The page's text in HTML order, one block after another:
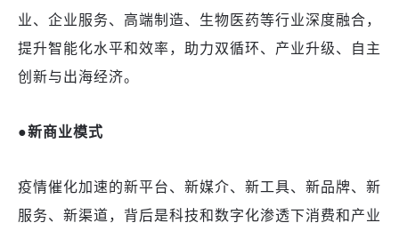
业、企业服务、高端制造、生物医药等行业深度融合，
提升智能化水平和效率，助力双循环、产业升级、自主
创新与出海经济。
●新商业模式
疫情催化加速的新平台、新媒介、新工具、新品牌、新
服务、新渠道，背后是科技和数字化渗透下消费和产业